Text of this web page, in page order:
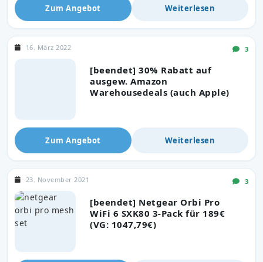
Zum Angebot Weiterlesen
[beendet] 30% Rabatt auf
ausgew. Amazon
Warehousedeals (auch Apple)
16. März 2022 3
Zum Angebot Weiterlesen
[beendet] Netgear Orbi Pro
WiFi 6 SXK80 3-Pack für 189€
(VG: 1047,79€)
23. November 2021 3